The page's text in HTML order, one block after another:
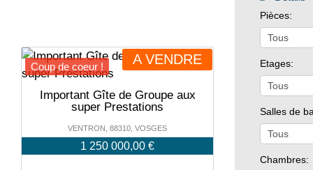
Pièces:
Etages:
Salles de
Chambres:
A VENDRE
Coup de coeur !
Important Gîte de Groupe aux
super Prestations
VENTRON, 88310, VOSGES
1 250 000,00 €